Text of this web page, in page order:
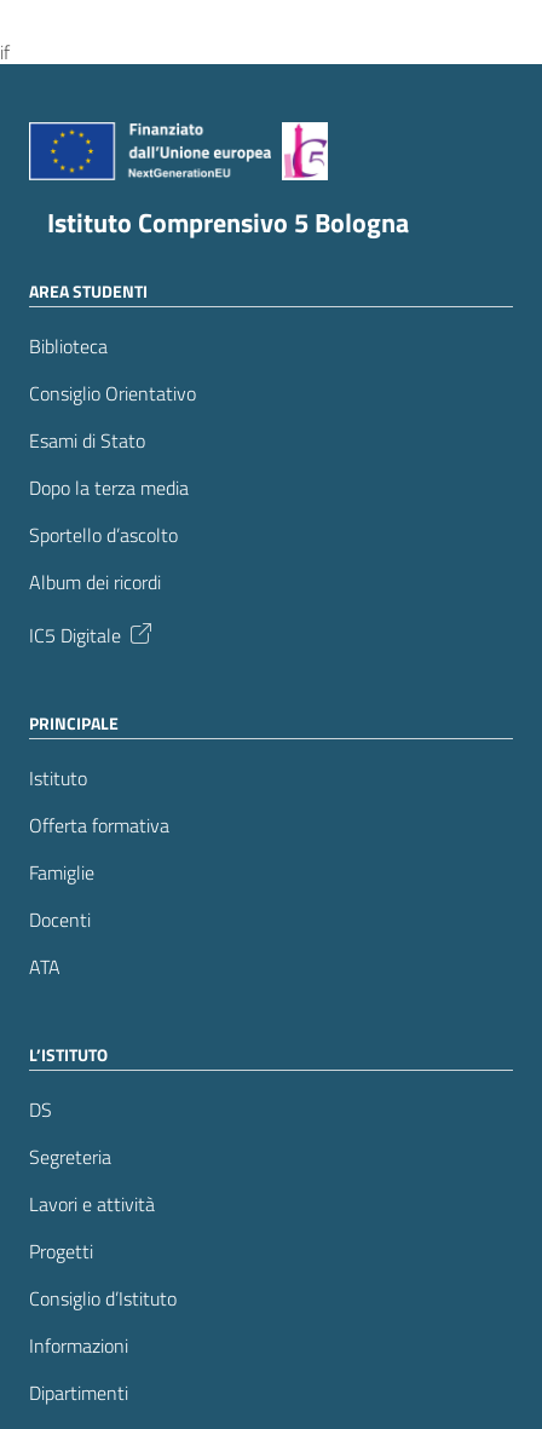
if
Istituto Comprensivo 5 Bologna
AREA STUDENTI
Biblioteca
Consiglio Orientativo
Esami di Stato
Dopo la terza media
Sportello d’ascolto
Album dei ricordi
IC5 Digitale
PRINCIPALE
Istituto
Offerta formativa
Famiglie
Docenti
ATA
L’ISTITUTO
DS
Segreteria
Lavori e attività
Progetti
Consiglio d’Istituto
Informazioni
Dipartimenti